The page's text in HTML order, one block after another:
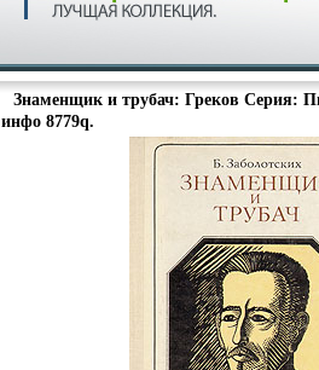
Знаменщик и трубач: Греков Серия:
инфо 8779q.